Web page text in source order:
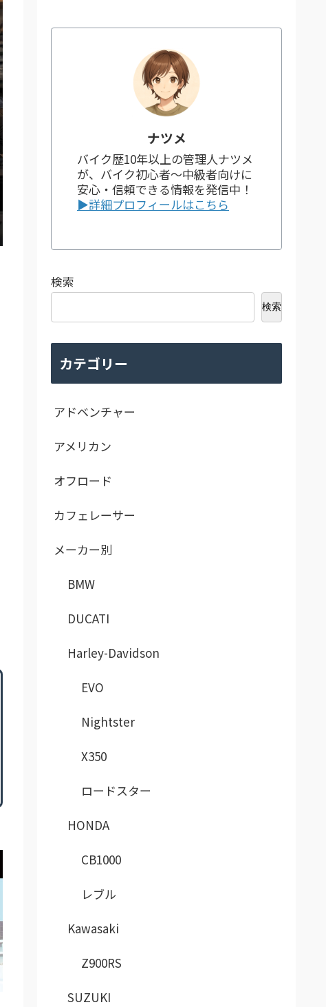
ナツメ
バイク歴10年以上の管理人ナツメ
が、バイク初心者～中級者向けに
安心・信頼できる情報を発信中！
▶詳細プロフィールはこちら
検索
検索
カテゴリー
アドベンチャー
アメリカン
オフロード
カフェレーサー
メーカー別
BMW
DUCATI
Harley-Davidson
EVO
Nightster
X350
ロードスター
HONDA
CB1000
レブル
Kawasaki
Z900RS
SUZUKI